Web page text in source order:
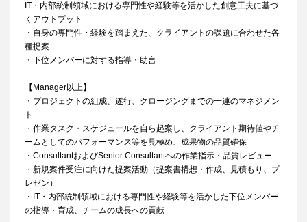
IT・内部統制領域における専門性や経験等を活かした創意工夫に基づ
くアウトプット
・自身の専門性・経験を踏まえた、クライアントの課題に合わせた各
種提案
・下位メンバーに対する指導・助言
【Manager以上】
・プロジェクトの組成、遂行、クロージングまでの一連のマネジメン
ト
・作業タスク・スケジュールを自ら起案し、クライアント期待値やチ
ームとしてのパフォーマンス等を見極め、成果物の品質確保
・ConsultantおよびSenior Consultantへの作業指示・品質レビュー
・新規案件受注に向けた提案活動（提案書構想・作成、見積もり、プ
レゼン）
・IT・内部統制領域における専門性や経験等を活かした下位メンバー
の指導・育成、チームの成長への貢献